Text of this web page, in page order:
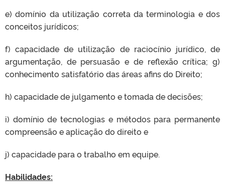
e) domínio da utilização correta da terminologia e dos
conceitos jurídicos;
f) capacidade de utilização de raciocínio jurídico, de
argumentação, de persuasão e de reflexão crítica; g)
conhecimento satisfatório das áreas afins do Direito;
h) capacidade de julgamento e tomada de decisões;
i) domínio de tecnologias e métodos para permanente
compreensão e aplicação do direito e
j) capacidade para o trabalho em equipe.
Habilidades: